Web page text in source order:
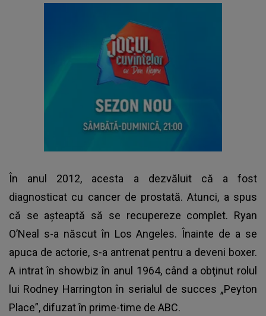
În anul 2012, acesta a dezvăluit că a fost
diagnosticat cu cancer de prostată. Atunci, a spus
că se așteaptă să se recupereze complet. Ryan
O’Neal s-a născut în Los Angeles. Înainte de a se
apuca de actorie, s-a antrenat pentru a deveni boxer.
A intrat în showbiz în anul 1964, când a obţinut rolul
lui Rodney Harrington în serialul de succes „Peyton
Place”, difuzat în prime-time de ABC.